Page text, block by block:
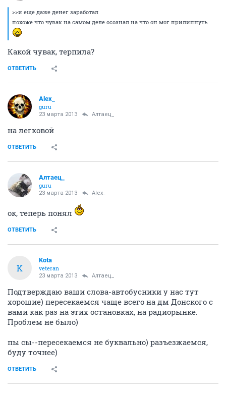
>>и еще даже денег заработал
похоже что чувак на самом деле осознал на что он мог прилипнуть
Какой чувак, терпила?
ОТВЕТИТЬ
Alex_
guru
23 марта 2013 Алтаец_
на легковой
ОТВЕТИТЬ
Алтаец_
guru
23 марта 2013 Alex_
ок, теперь понял
ОТВЕТИТЬ
K
Kota
veteran
23 марта 2013 Алтаец_
Подтверждаю ваши слова-автобусники у нас тут
хорошие) пересекаемся чаще всего на дм Донского с
вами как раз на этих остановках, на радиорынке.
Проблем не было)
пы сы--пересекаемся не буквально) разъезжаемся,
буду точнее)
ОТВЕТИТЬ